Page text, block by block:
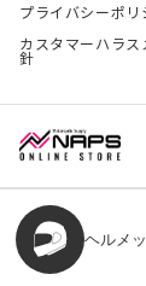
プライバシーポリ
カスタマーハラ
針
ヘルメ